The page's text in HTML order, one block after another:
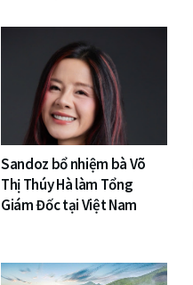
Sandoz bổ nhiệm bà Võ
Thị Thúy Hà làm Tổng
Giám Đốc tại Việt Nam